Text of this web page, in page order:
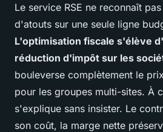
Le service RSE ne reconnaît
d'atouts sur une seule ligne
L'optimisation fiscale s'élève
réduction d'impôt sur les
bouleverse complètement le
pour les groupes multi-sites. À
s'explique sans insister. Le
son coût, la marge nette